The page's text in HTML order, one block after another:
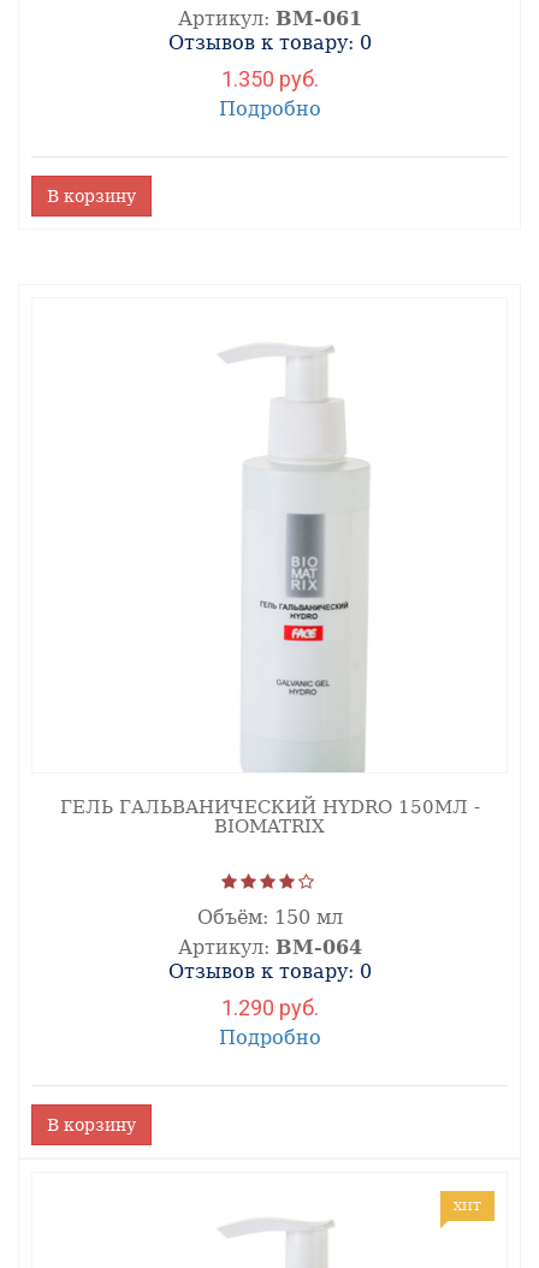
Артикул: ВМ-061
Отзывов к товару: 0
1.350 руб.
Подробно
В корзину
ГЕЛЬ ГАЛЬВАНИЧЕСКИЙ HYDRO 150МЛ -
BIOMATRIX
Объём: 150 мл
Артикул: ВМ-064
Отзывов к товару: 0
1.290 руб.
Подробно
В корзину
ХИТ